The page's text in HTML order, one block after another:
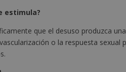
estimula?
que el desuso produzca
o la respuesta sexual